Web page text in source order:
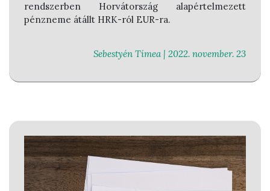
rendszerben Horvátország alapértelmezett
pénzneme átállt HRK-ról EUR-ra.
Sebestyén Tímea | 2022. november. 23